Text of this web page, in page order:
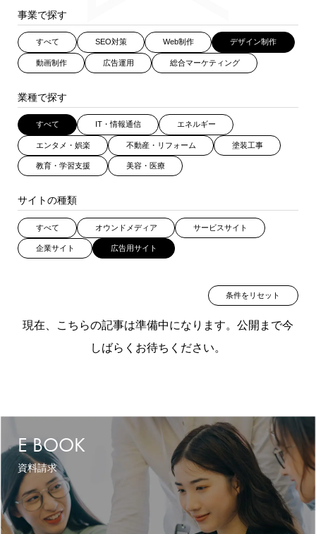
事業で探す
すべて SEO対策 Web制作 デザイン制作
動画制作 広告運用 総合マーケティング
業種で探す
すべて IT・情報通信 エネルギー
エンタメ・娯楽 不動産・リフォーム 塗装工事
教育・学習支援 美容・医療
サイトの種類
すべて オウンドメディア サービスサイト
企業サイト 広告用サイト
条件をリセット
現在、こちらの記事は準備中になります。公開まで今
しばらくお待ちください。
E BOOK
資料請求